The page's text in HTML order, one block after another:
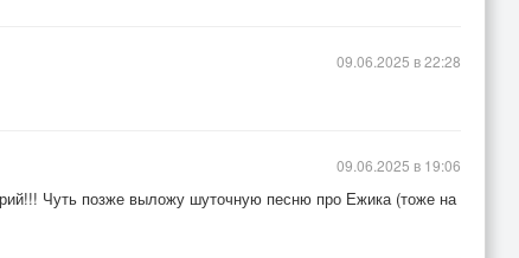
09.06.2025 в 22:28
Чуть позже выложу шуточную песню про Ежика (тоже на
09.06.2025 в 19:06